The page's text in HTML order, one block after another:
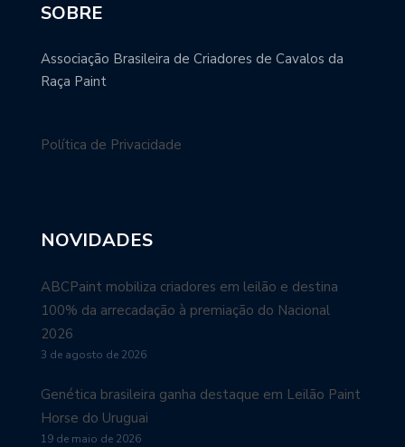
SOBRE
Associação Brasileira de Criadores de Cavalos da
Raça Paint
Política de Privacidade
NOVIDADES
ABCPaint mobiliza criadores em leilão e destina
100% da arrecadação à premiação do Nacional
2026
3 de agosto de 2026
Genética brasileira ganha destaque em Leilão Paint
Horse do Uruguai
19 de maio de 2026